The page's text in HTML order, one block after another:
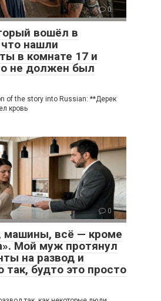
0
вошёл в
нашли
в комнате 17 и
не должен был
of the story into Russian: **Дерек
кровь
0
машины, всё — кроме
Мой муж протянул
на развод и
так, будто это просто